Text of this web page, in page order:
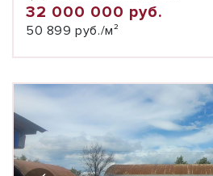
32 000 000 руб.
50 899 руб./м²